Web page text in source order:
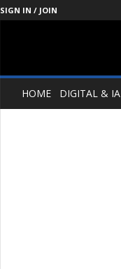
SIGN IN / JOIN
Management
SocietyHOME DIGITAL & IA